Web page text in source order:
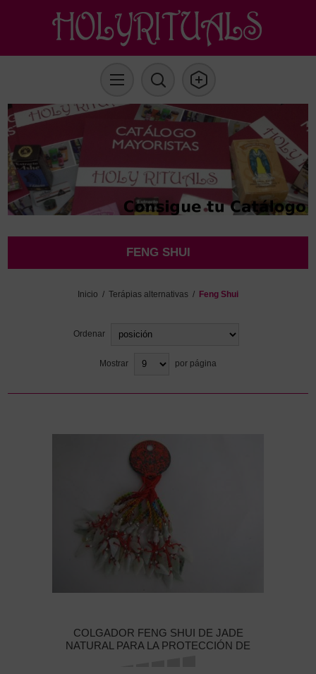
FENG SHUI
Inicio / Terápias alternativas / Feng Shui
Ordenar
Mostrar por página
COLGADOR FENG SHUI DE JADE
NATURAL PARA LA PROTECCIÓN DE